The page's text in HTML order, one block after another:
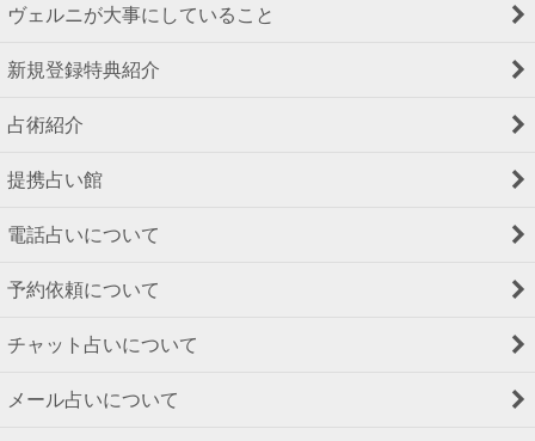
ヴェルニが大事にしていること
新規登録特典紹介
占術紹介
提携占い館
電話占いについて
予約依頼について
チャット占いについて
メール占いについて